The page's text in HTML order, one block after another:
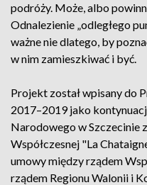
podróży. Może, albo
Odnalezienie „odległego
ważne nie dlatego, by
w nim zamieszkiwać i być.
Projekt został wpisany do
2017–2019 jako
Narodowego w Szczecinie
Współczesnej "La
umowy między rządem
rządem Regionu Walonii i